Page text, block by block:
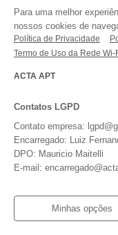
Li e aceito o
bem como os
websiteda
Guerra
Para uma melhor
nossos cookies de
Política de Privacidade
Termo de Uso da Rede Wi-
ACTA APT
Contatos LGPD
Contato empresa:
Encarregado: Luiz
DPO: Mauricio Maitelli
E-mail:
Minhas opções